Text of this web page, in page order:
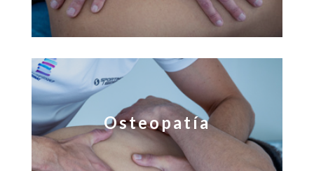
Osteopatía